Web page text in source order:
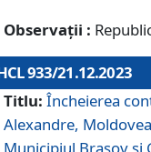
Observații :
933/21.12.2023
Titlu: Încheierea
Alexandre,